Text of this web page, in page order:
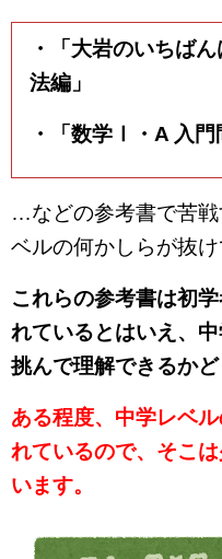
・「大岩のいちば
法編」
・「数学Ⅰ・A 入門
…などの参考書で苦
ベルの何かしらが抜け
これらの参考書は初
れているとはいえ、
挑んで理解できるかど
ある程度、中学レベ
れているので、そこ
います。